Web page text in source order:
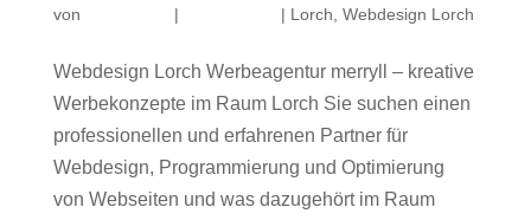
von | | Lorch Webdesign Lorch
Webdesign Lorch Werbeagentur merryll – kreative
Werbekonzepte im Raum Lorch Sie suchen einen
professionellen und erfahrenen Partner für
Webdesign, Programmierung und Optimierung
von Webseiten und was dazugehört im Raum